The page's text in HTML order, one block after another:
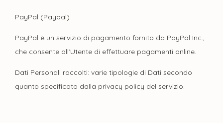
PayPal (Paypal)
PayPal è un servizio di pagamento fornito da PayPal Inc.,
che consente all’Utente di effettuare pagamenti online.
Dati Personali raccolti: varie tipologie di Dati secondo
quanto specificato dalla privacy policy del servizio.